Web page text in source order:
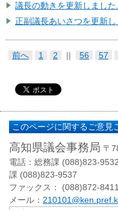
議長の動きを更新しました
正副議長あいさつを更新し
前へ 1 2 || 56 57
このページに関するご意見
高知県議会事務局 〒
電話：総務課 (088)823-
課 (088)823-9537
ファックス： (088)872-8411
メール：